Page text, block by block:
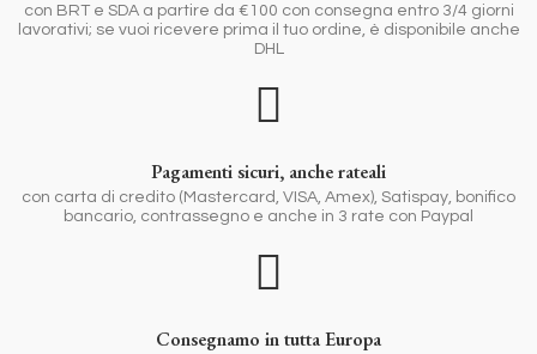
con BRT e SDA a partire da €100 con consegna entro 3/4 giorni
lavorativi; se vuoi ricevere prima il tuo ordine, è disponibile anche
DHL
Pagamenti sicuri, anche rateali
con carta di credito (Mastercard, VISA, Amex), Satispay, bonifico
bancario, contrassegno e anche in 3 rate con Paypal
Consegnamo in tutta Europa